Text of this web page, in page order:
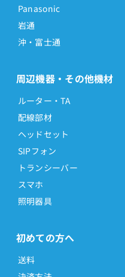
Panasonic
岩通
沖・富士通
周辺機器・その他機材
ルーター・TA
配線部材
ヘッドセット
SIPフォン
トランシーバー
スマホ
照明器具
初めての方へ
送料